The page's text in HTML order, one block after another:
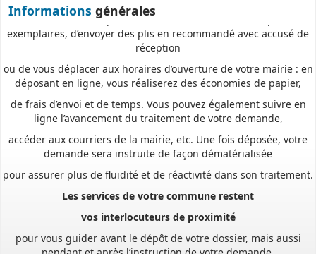
Informations générales
Plus besoin d’imprimer vos demandes en de multiples
exemplaires, d’envoyer des plis en recommandé avec accusé de
réception
ou de vous déplacer aux horaires d’ouverture de votre mairie : en
déposant en ligne, vous réaliserez des économies de papier,
de frais d’envoi et de temps. Vous pouvez également suivre en
ligne l’avancement du traitement de votre demande,
accéder aux courriers de la mairie, etc. Une fois déposée, votre
demande sera instruite de façon dématérialisée
pour assurer plus de fluidité et de réactivité dans son traitement.
Les services de votre commune restent
pour vous guider avant le dépôt de votre dossier, mais aussi
pendant et après l’instruction de votre demande.